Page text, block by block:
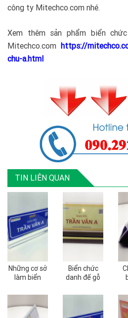
công ty Mitechco.com nhé.
Xem thêm sản phẩm biển
Mitechco.com https://
chu-a.html
TIN LIÊN QUAN
Những cơ sở
làm biển
mica chất
lượng
Biển chức
danh đế gỗ
công như